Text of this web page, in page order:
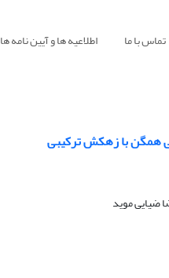
تماس با ما اطلاعیه ها و آیین نامه ها
همگن با زهکش ترکیبی
ضیایی موید